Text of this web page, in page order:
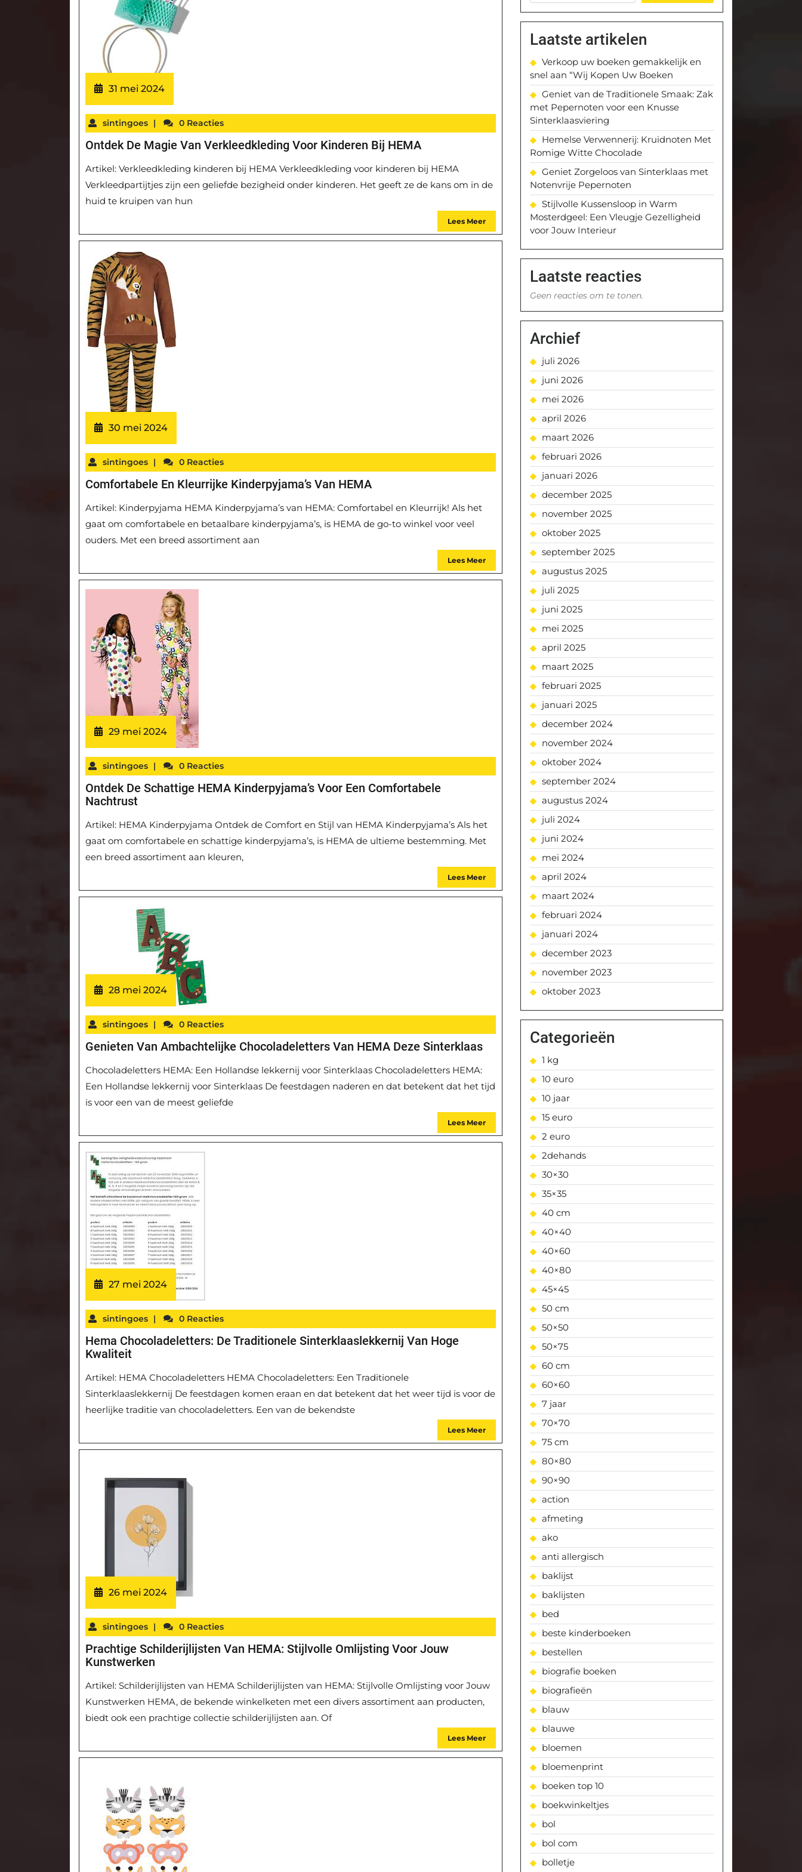
31 mei 2024
sintingoes | 0 Reacties
Ontdek De Magie Van Verkleedkleding Voor Kinderen Bij HEMA
Artikel: Verkleedkleding kinderen bij HEMA Verkleedkleding voor kinderen bij HEMA
Verkleedpartijtjes zijn een geliefde bezigheid onder kinderen. Het geeft ze de kans om in de
huid te kruipen van hun
Lees Meer
30 mei 2024
sintingoes | 0 Reacties
Comfortabele En Kleurrijke Kinderpyjama’s Van HEMA
Artikel: Kinderpyjama HEMA Kinderpyjama’s van HEMA: Comfortabel en Kleurrijk! Als het
gaat om comfortabele en betaalbare kinderpyjama’s, is HEMA de go-to winkel voor veel
ouders. Met een breed assortiment aan
Lees Meer
29 mei 2024
sintingoes | 0 Reacties
Ontdek De Schattige HEMA Kinderpyjama’s Voor Een Comfortabele
Nachtrust
Artikel: HEMA Kinderpyjama Ontdek de Comfort en Stijl van HEMA Kinderpyjama’s Als het
gaat om comfortabele en schattige kinderpyjama’s, is HEMA de ultieme bestemming. Met
een breed assortiment aan kleuren,
Lees Meer
28 mei 2024
sintingoes | 0 Reacties
Genieten Van Ambachtelijke Chocoladeletters Van HEMA Deze Sinterklaas
Chocoladeletters HEMA: Een Hollandse lekkernij voor Sinterklaas Chocoladeletters HEMA:
Een Hollandse lekkernij voor Sinterklaas De feestdagen naderen en dat betekent dat het tijd
is voor een van de meest geliefde
Lees Meer
27 mei 2024
sintingoes | 0 Reacties
Hema Chocoladeletters: De Traditionele Sinterklaaslekkernij Van Hoge
Kwaliteit
Artikel: HEMA Chocoladeletters HEMA Chocoladeletters: Een Traditionele
Sinterklaaslekkernij De feestdagen komen eraan en dat betekent dat het weer tijd is voor de
heerlijke traditie van chocoladeletters. Een van de bekendste
Lees Meer
26 mei 2024
sintingoes | 0 Reacties
Prachtige Schilderijlijsten Van HEMA: Stijlvolle Omlijsting Voor Jouw
Kunstwerken
Artikel: Schilderijlijsten van HEMA Schilderijlijsten van HEMA: Stijlvolle Omlijsting voor Jouw
Kunstwerken HEMA, de bekende winkelketen met een divers assortiment aan producten,
biedt ook een prachtige collectie schilderijlijsten aan. Of
Lees Meer
Laatste artikelen
Verkoop uw boeken gemakkelijk en
snel aan “Wij Kopen Uw Boeken
Geniet van de Traditionele Smaak: Zak
met Pepernoten voor een Knusse
Sinterklaasviering
Hemelse Verwennerij: Kruidnoten Met
Romige Witte Chocolade
Geniet Zorgeloos van Sinterklaas met
Notenvrije Pepernoten
Stijlvolle Kussensloop in Warm
Mosterdgeel: Een Vleugje Gezelligheid
voor Jouw Interieur
Laatste reacties
Geen reacties om te tonen.
Archief
juli 2026
juni 2026
mei 2026
april 2026
maart 2026
februari 2026
januari 2026
december 2025
november 2025
oktober 2025
september 2025
augustus 2025
juli 2025
juni 2025
mei 2025
april 2025
maart 2025
februari 2025
januari 2025
december 2024
november 2024
oktober 2024
september 2024
augustus 2024
juli 2024
juni 2024
mei 2024
april 2024
maart 2024
februari 2024
januari 2024
december 2023
november 2023
oktober 2023
Categorieën
1 kg
10 euro
10 jaar
15 euro
2 euro
2dehands
30×30
35×35
40 cm
40×40
40×60
40×80
45×45
50 cm
50×50
50×75
60 cm
60×60
7 jaar
70×70
75 cm
80×80
90×90
action
afmeting
ako
anti allergisch
baklijst
baklijsten
bed
beste kinderboeken
bestellen
biografie boeken
biografieën
blauw
blauwe
bloemen
bloemenprint
boeken top 10
boekwinkeltjes
bol
bol com
bolletje